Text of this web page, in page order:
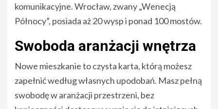
komunikacyjne. Wrocław, zwany „Wenecją
Północy”, posiada aż 20 wysp i ponad 100 mostów.
Swoboda aranżacji wnętrza
Nowe mieszkanie to czysta karta, którą możesz
zapełnić według własnych upodobań. Masz pełną
swobodę w aranżacji przestrzeni, bez